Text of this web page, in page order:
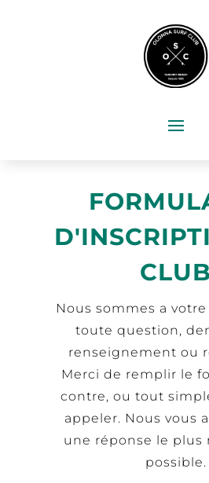
CLUB
Nous sommes a
toute question,
renseignement ou
Merci de remplir le
contre, ou tout
appeler. Nous vous
une réponse le plus
possible.